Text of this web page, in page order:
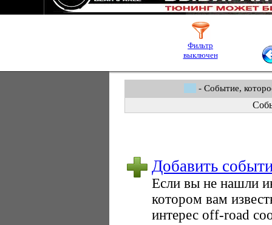
Фильтр
выключен
- Событие,
Добавить
Если вы не нашли
котором вам
интерес оff-road